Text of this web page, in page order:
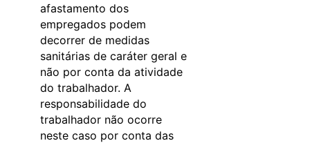
afastamento dos
empregados podem
decorrer de medidas
sanitárias de caráter geral e
não por conta da atividade
do trabalhador. A
responsabilidade do
trabalhador não ocorre
neste caso por conta das